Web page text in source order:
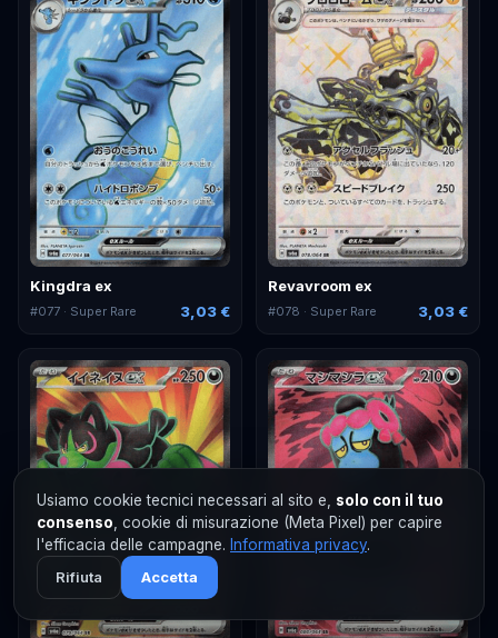
Kingdra ex
#077 · Super Rare 3,03 €
Revavroom ex
#078 · Super Rare 3,03 €
Usiamo cookie tecnici necessari al sito e, solo con il tuo
consenso , cookie di misurazione (Meta Pixel) per capire
l'efficacia delle campagne. Informativa privacy.
Rifiuta
Accetta